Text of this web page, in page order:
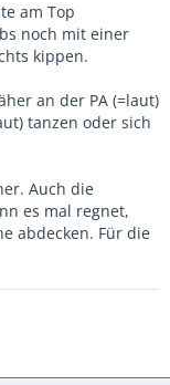
am Top
noch mit einer
kippen.
an der PA (=laut)
tanzen oder sich
Auch die
es mal regnet,
abdecken. Für die